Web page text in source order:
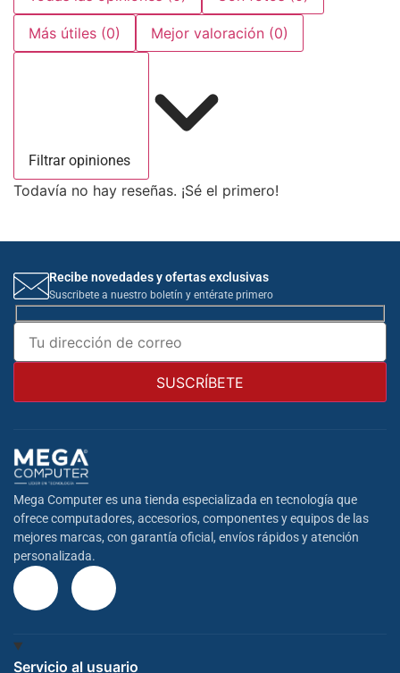
Más útiles (0) Mejor valoración (0)
Filtrar opiniones
Todavía no hay reseñas. ¡Sé el primero!
Recibe novedades y ofertas exclusivas
Suscribete a nuestro boletín y entérate primero
Mega Computer es una tienda especializada en tecnología que
ofrece computadores, accesorios, componentes y equipos de las
mejores marcas, con garantía oficial, envíos rápidos y atención
personalizada.
Servicio al usuario